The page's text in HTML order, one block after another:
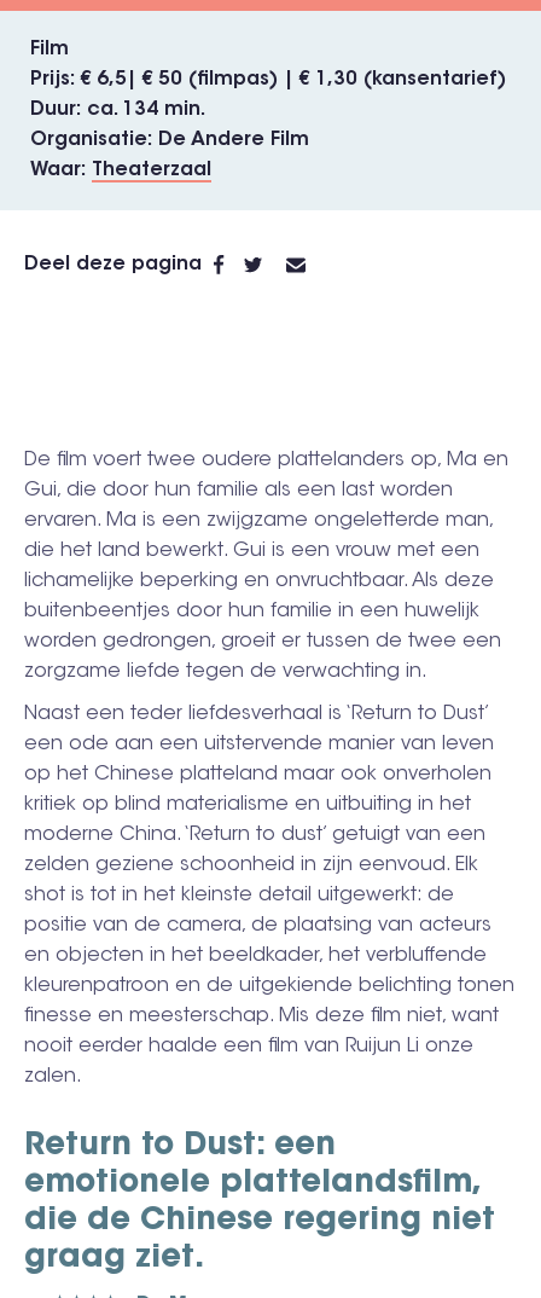
Film
Prijs
€ 6,5| € 50 (filmpas) | € 1,30 (kansentarief)
Duur
ca. 134 min.
Organisatie
De Andere Film
Waar
Theaterzaal
Deel deze pagina
De film voert twee oudere plattelanders op, Ma en
Gui, die door hun familie als een last worden
ervaren. Ma is een zwijgzame ongeletterde man,
die het land bewerkt. Gui is een vrouw met een
lichamelijke beperking en onvruchtbaar. Als deze
buitenbeentjes door hun familie in een huwelijk
worden gedrongen, groeit er tussen de twee een
zorgzame liefde tegen de verwachting in.
Naast een teder liefdesverhaal is ‘Return to Dust’
een ode aan een uitstervende manier van leven
op het Chinese platteland maar ook onverholen
kritiek op blind materialisme en uitbuiting in het
moderne China. ‘Return to dust’ getuigt van een
zelden geziene schoonheid in zijn eenvoud. Elk
shot is tot in het kleinste detail uitgewerkt: de
positie van de camera, de plaatsing van acteurs
en objecten in het beeldkader, het verbluffende
kleurenpatroon en de uitgekiende belichting tonen
finesse en meesterschap. Mis deze film niet, want
nooit eerder haalde een film van Ruijun Li onze
zalen.
Return to Dust: een
emotionele plattelandsfilm,
die de Chinese regering niet
graag ziet.